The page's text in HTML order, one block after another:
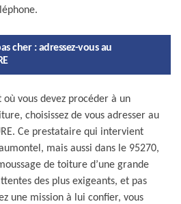
cher : adressez-vous au
où vous devez procéder à un
choisissez de vous adresser au
Ce prestataire qui intervient
mais aussi dans le 95270,
de toiture d’une grande
des plus exigeants, et pas
une mission à lui confier, vous